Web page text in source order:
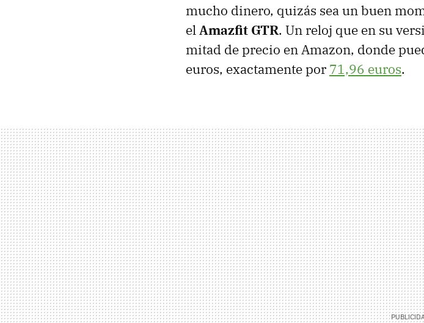
mucho dinero, quizás sea un buen
el Amazfit GTR. Un reloj que en su
mitad de precio en Amazon, donde
euros, exactamente por 71,96 euros.